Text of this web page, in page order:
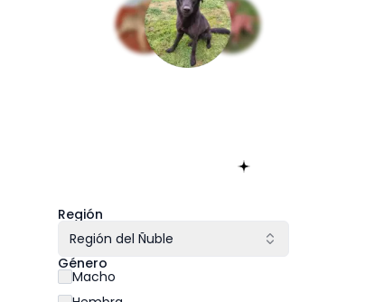
Región
Región del Ñuble
Género
Macho